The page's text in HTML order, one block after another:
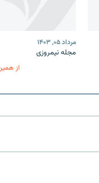
مرداد ۰۵, ۱۴۰۳
مجله نیمروزی
از